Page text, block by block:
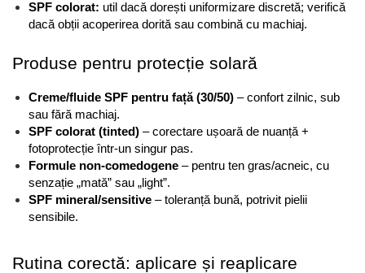
SPF colorat: util dacă dorești uniformizare discretă; verifică
dacă obții acoperirea dorită sau combină cu machiaj.
Produse pentru protecție solară
Creme/fluide SPF pentru față (30/50) – confort zilnic, sub
sau fără machiaj.
SPF colorat (tinted) – corectare ușoară de nuanță +
fotoprotecție într-un singur pas.
Formule non-comedogene – pentru ten gras/acneic, cu
senzație „mată” sau „light”.
SPF mineral/sensitive – toleranță bună, potrivit pielii
sensibile.
Rutina corectă: aplicare și reaplicare